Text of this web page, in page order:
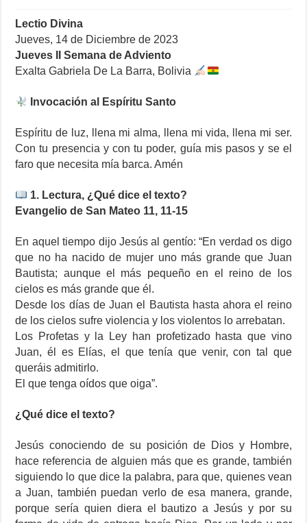
Lectio Divina
Jueves, 14 de Diciembre de 2023
Jueves II Semana de Adviento
Exalta Gabriela De La Barra, Bolivia
Invocación al Espíritu Santo
Espíritu de luz, llena mi alma, llena mi vida, llena mi ser.
Con tu presencia y con tu poder, guía mis pasos y se el
faro que necesita mía barca. Amén
1. Lectura, ¿Qué dice el texto?
Evangelio de San Mateo 11, 11-15
En aquel tiempo dijo Jesús al gentío: “En verdad os digo
que no ha nacido de mujer uno más grande que Juan
Bautista; aunque el más pequeño en el reino de los
cielos es más grande que él.
Desde los días de Juan el Bautista hasta ahora el reino
de los cielos sufre violencia y los violentos lo arrebatan.
Los Profetas y la Ley han profetizado hasta que vino
Juan, él es Elías, el que tenía que venir, con tal que
queráis admitirlo.
El que tenga oídos que oiga”.
¿Qué dice el texto?
Jesús conociendo de su posición de Dios y Hombre,
hace referencia de alguien más que es grande, también
siguiendo lo que dice la palabra, para que, quienes vean
a Juan, también puedan verlo de esa manera, grande,
porque sería quien diera el bautizo a Jesús y por su